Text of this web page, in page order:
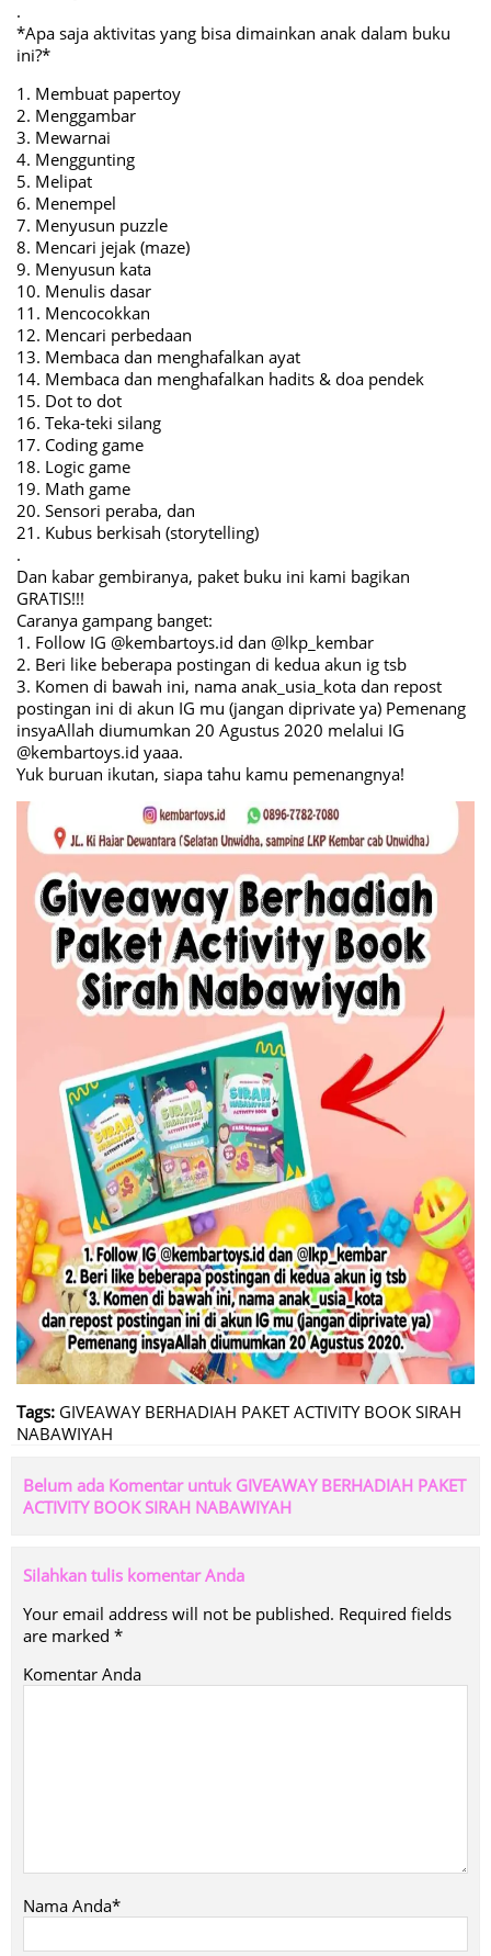
.
*Apa saja aktivitas yang bisa dimainkan anak dalam buku
ini?*
1. Membuat papertoy
2. Menggambar
3. Mewarnai
4. Menggunting
5. Melipat
6. Menempel
7. Menyusun puzzle
8. Mencari jejak (maze)
9. Menyusun kata
10. Menulis dasar
11. Mencocokkan
12. Mencari perbedaan
13. Membaca dan menghafalkan ayat
14. Membaca dan menghafalkan hadits & doa pendek
15. Dot to dot
16. Teka-teki silang
17. Coding game
18. Logic game
19. Math game
20. Sensori peraba, dan
21. Kubus berkisah (storytelling)
.
Dan kabar gembiranya, paket buku ini kami bagikan
GRATIS!!!
Caranya gampang banget:
1. Follow IG @kembartoys.id dan @lkp_kembar
2. Beri like beberapa postingan di kedua akun ig tsb
3. Komen di bawah ini, nama anak_usia_kota dan repost
postingan ini di akun IG mu (jangan diprivate ya) Pemenang
insyaAllah diumumkan 20 Agustus 2020 melalui IG
@kembartoys.id yaaa.
Yuk buruan ikutan, siapa tahu kamu pemenangnya!
Tags: GIVEAWAY BERHADIAH PAKET ACTIVITY BOOK SIRAH
NABAWIYAH
Belum ada Komentar untuk GIVEAWAY BERHADIAH PAKET
ACTIVITY BOOK SIRAH NABAWIYAH
Silahkan tulis komentar Anda
Your email address will not be published. Required fields
are marked *
Komentar Anda
Nama Anda*